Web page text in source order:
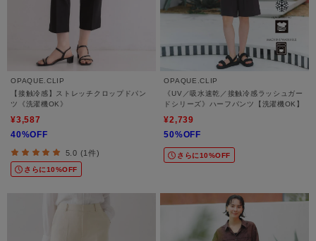
OPAQUE.CLIP
【接触冷感】ストレッチクロップドパン
ツ《洗濯機OK》
¥3,587
40%OFF
5.0 (1件)
さらに10%OFF
OPAQUE.CLIP
《UV／吸水速乾／接触冷感ラッシュガー
ドシリーズ》ハーフパンツ【洗濯機OK】
¥2,739
50%OFF
さらに10%OFF